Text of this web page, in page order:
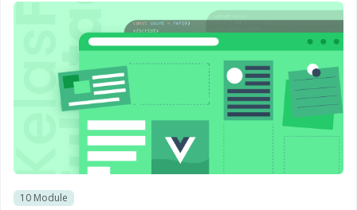
10Module